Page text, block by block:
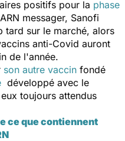
positifs pour la phase
messager, Sanofi
tard sur le marché, alors
anti-Covid auront
de l'année.
son autre vaccin fondé
développé avec le
toujours attendus
ce que contiennent